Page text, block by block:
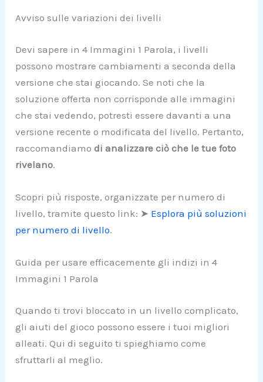
Avviso sulle variazioni dei livelli
Devi sapere in 4 Immagini 1 Parola, i livelli
possono mostrare cambiamenti a seconda della
versione che stai giocando. Se noti che la
soluzione offerta non corrisponde alle immagini
che stai vedendo, potresti essere davanti a una
versione recente o modificata del livello. Pertanto,
raccomandiamodi analizzare ciò che le tue foto
rivelano.
Scopri più risposte, organizzate per numero di
livello, tramite questo link: ➤ Esplora più soluzioni
per numero di livello.
Guida per usare efficacemente gli indizi in 4
Immagini 1 Parola
Quando ti trovi bloccato in un livello complicato,
gli aiuti del gioco possono essere i tuoi migliori
alleati. Qui di seguito ti spieghiamo come
sfruttarli al meglio.